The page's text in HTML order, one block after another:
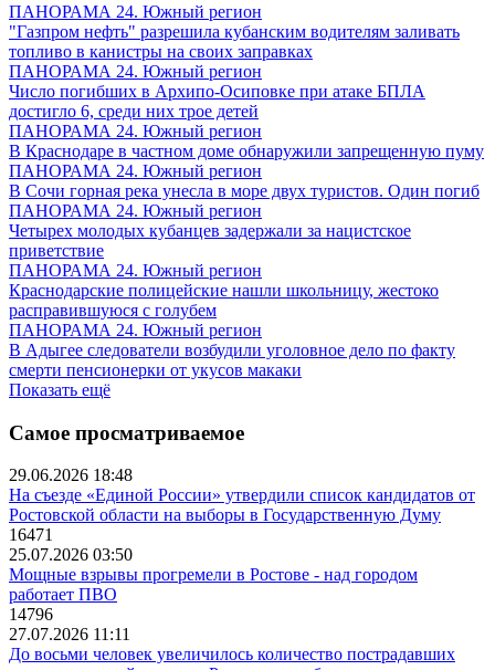
ПАНОРАМА 24. Южный регион
"Газпром нефть" разрешила кубанским водителям заливать
топливо в канистры на своих заправках
ПАНОРАМА 24. Южный регион
Число погибших в Архипо-Осиповке при атаке БПЛА
достигло 6, среди них трое детей
ПАНОРАМА 24. Южный регион
В Краснодаре в частном доме обнаружили запрещенную пуму
ПАНОРАМА 24. Южный регион
В Сочи горная река унесла в море двух туристов. Один погиб
ПАНОРАМА 24. Южный регион
Четырех молодых кубанцев задержали за нацистское
приветствие
ПАНОРАМА 24. Южный регион
Краснодарские полицейские нашли школьницу, жестоко
расправившуюся с голубем
ПАНОРАМА 24. Южный регион
В Адыгее следователи возбудили уголовное дело по факту
смерти пенсионерки от укусов макаки
Показать ещё
Самое просматриваемое
29.06.2026 18:48
На съезде «Единой России» утвердили список кандидатов от
Ростовской области на выборы в Государственную Думу
16471
25.07.2026 03:50
Мощные взрывы прогремели в Ростове - над городом
работает ПВО
14796
27.07.2026 11:11
До восьми человек увеличилось количество пострадавших